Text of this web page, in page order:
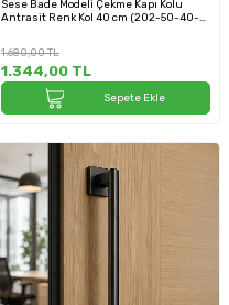
Sese Bade Modeli Çekme Kapı Kolu
Antrasit Renk Kol 40 cm (202-50-40-
1.680,00TL
1.344,00 TL
Sepete Ekle